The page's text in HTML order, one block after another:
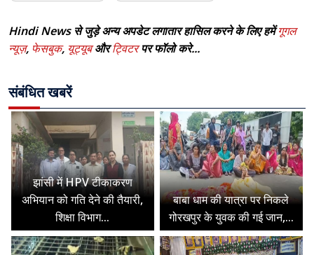
Hindi News से जुड़े अन्य अपडेट लगातार हासिल करने के लिए हमेंगूगल
न्यूज़, फेसबुक, यूट्यूबऔरट्विटरपर फॉलो करे...
संबंधित खबरें
झांसी में HPV टीकाकरण
अभियान को गति देने की तैयारी,
शिक्षा विभाग...
बाबा धाम की यात्रा पर निकले
गोरखपुर के युवक की गई जान,...